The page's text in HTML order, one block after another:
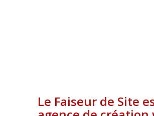
Le Faiseur de Site